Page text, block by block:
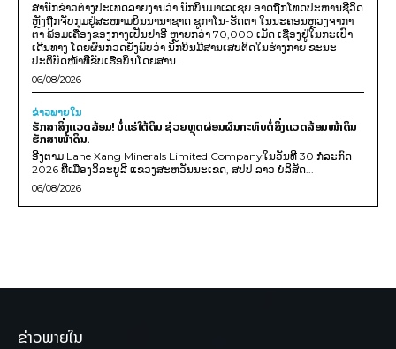
ສຳນັກຂ່າວຕ່າງປະເທດລາຍງານວ່າ ນັກບິນມາເລເຊຍ ອາດຖືກໂທດປະຫານຊີວິດ
ຫຼັງຖືກຈັບກຸມຢູ່ສະໜາມບິນນານາຊາດ ຊູກາໂນ-ຮັດຕາ ໃນນະຄອນຫຼວງຈາກາ
ຕາ ພ້ອມເຄື່ອງຂອງກາງເປັນຢາອີ ຫຼາຍກວ່າ 70,000 ເມັດ ເຊື່ອງຢູ່ໃນກະເປົາ
ເດີນທາງ ໂດຍຜົນກວດຍັງພົບວ່າ ນັກບິນມີສານເສບຕິດໃນຮ່າງກາຍ ຂະນະ
ປະຕິບັດໜ້າທີ່ຂັບເຮືອບິນໂດຍສານ...
06/08/2026
ຂ່າວພາຍ​ໃນ
ຮັກສາສິ່ງແວດລ້ອມ! ບໍ່ແຮ່ໃຕ້ດິນ ຊ່ວຍຫຼຸດຜ່ອນຜົນກະທົບຕໍ່ສິ່ງແວດລ້ອມໜ້າດິນ
ຮັກສາໜ້າດິນ.
ອີງຕາມ Lane Xang Minerals Limited Companyໃນວັນທີ 30 ກໍລະກົດ
2026 ທີ່ເມືອງວິລະບູລີ ແຂວງສະຫວັນນະເຂດ, ສປປ ລາວ ບໍລິສັດ...
06/08/2026
ຂ່າວພາຍໃນ